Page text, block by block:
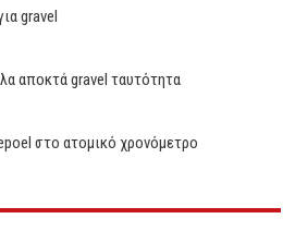
gravel
αποκτά gravel ταυτότητα
στο ατομικό χρονόμετρο